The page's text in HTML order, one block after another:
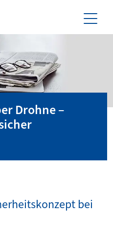
Drohne –
bei